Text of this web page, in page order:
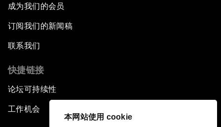
本网站使用 cookie
成为我们的会员
订阅我们的新闻稿
联系我们
快捷链接
论坛可持续性
工作机会